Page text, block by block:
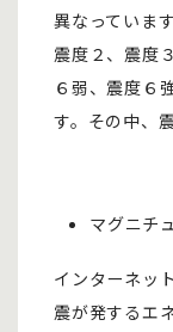
異なっていま
震度２、震度
６弱、震度６
す。その中、
マグニチ
インターネッ
震が発するエ